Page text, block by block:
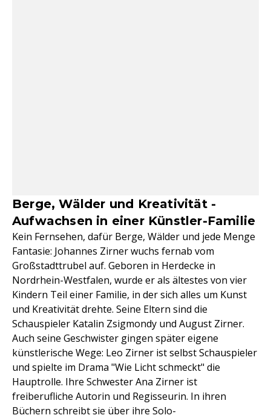
Berge, Wälder und Kreativität -
Aufwachsen in einer Künstler-Familie
Kein Fernsehen, dafür Berge, Wälder und jede Menge
Fantasie: Johannes Zirner wuchs fernab vom
Großstadttrubel auf. Geboren in Herdecke in
Nordrhein-Westfalen, wurde er als ältestes von vier
Kindern Teil einer Familie, in der sich alles um Kunst
und Kreativität drehte. Seine Eltern sind die
Schauspieler Katalin Zsigmondy und August Zirner.
Auch seine Geschwister gingen später eigene
künstlerische Wege: Leo Zirner ist selbst Schauspieler
und spielte im Drama "Wie Licht schmeckt" die
Hauptrolle. Ihre Schwester Ana Zirner ist
freiberufliche Autorin und Regisseurin. In ihren
Büchern schreibt sie über ihre Solo-